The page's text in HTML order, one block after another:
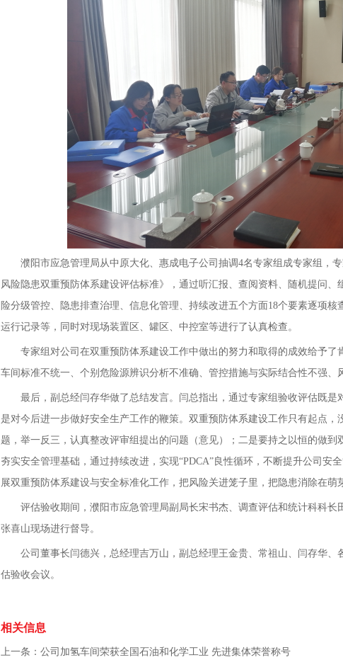
濮阳市应急管理局从中原大化、惠成电子公司抽调4名专家组成专家组，
风险隐患双重预防体系建设评估标准》，通过听汇报、查阅资料、随机提问
险分级管控、隐患排查治理、信息化管理、持续改进五个方面18个要素逐项核
运行记录等，同时对现场装置区、罐区、中控室等进行了认真检查。
专家组对公司在双重预防体系建设工作中做出的努力和取得的成效给予
车间标准不统一、个别危险源辨识分析不准确、管控措施与实际结合性不强、
最后，副总经闫存华做了总结发言。闫总指出，通过专家组验收评估既
是对今后进一步做好安全生产工作的鞭策。双重预防体系建设工作只有起点，
题，举一反三，认真整改评审组提出的问题（意见）；二是要持之以恒的做到
夯实安全管理基础，通过持续改进，实现“PDCA”良性循环，不断提升公司安
展双重预防体系建设与安全标准化工作，把风险关进笼子里，把隐患消除在萌
评估验收期间，濮阳市应急管理局副局长宋书杰、调查评估和统计科科
张喜山现场进行督导。
公司董事长闫德兴，总经理吉万山，副总经理王金贵、常祖山、闫存华
估验收会议。
相关信息
上一条： 公司加氢车间荣获全国石油和化学工业 先进集体荣誉称号